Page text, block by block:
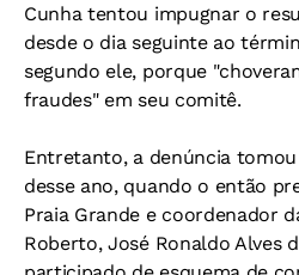
Cunha tentou impugnar o
desde o dia seguinte ao
segundo ele, porque
fraudes" em seu comitê.
Entretanto, a denúncia
desse ano, quando o então
Praia Grande e coordenador
Roberto, José Ronaldo Alves